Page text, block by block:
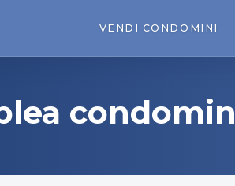
VENDI CONDOMINI